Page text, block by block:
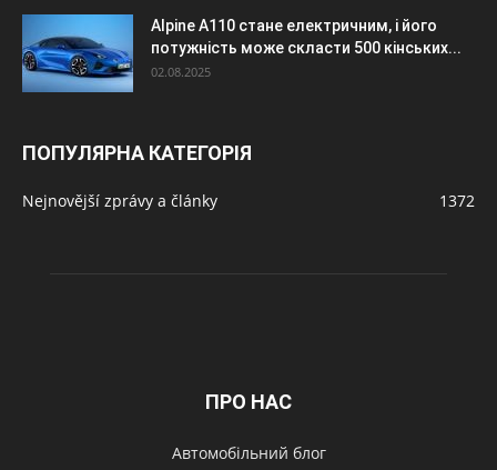
Alpine A110 стане електричним, і його
потужність може скласти 500 кінських...
02.08.2025
ПОПУЛЯРНА КАТЕГОРІЯ
Nejnovější zprávy a články 1372
ПРО НАС
Автомобільний блог